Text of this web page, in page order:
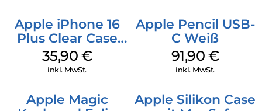
Apple iPhone 16
Plus Clear Case
MagSafe
Transparent
35,90 €
inkl. MwSt.
Apple Pencil USB-
C Weiß
91,90 €
inkl. MwSt.
Apple Magic
Apple Silikon Case